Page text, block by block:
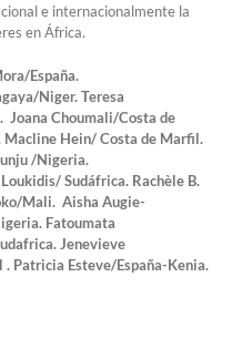
e internacionalmente la
en África.
España.
Niger. Teresa
Joana Choumali/Costa de
Hein/ Costa de Marfil.
/Nigeria.
Sudáfrica. Rachèle B.
Mali. Aisha Augie-
Fatoumata
Jenevieve
Patricia Esteve/España-Kenia.